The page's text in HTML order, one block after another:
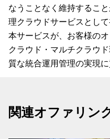
なうことなく維持するこ
理クラウドサービスとし
本サービスが、お客様の
クラウド・マルチクラウ
質な統合運用管理の実現に
関連オファリン